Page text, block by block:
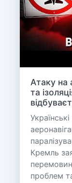
Атаку на
та
Кремль
проблем